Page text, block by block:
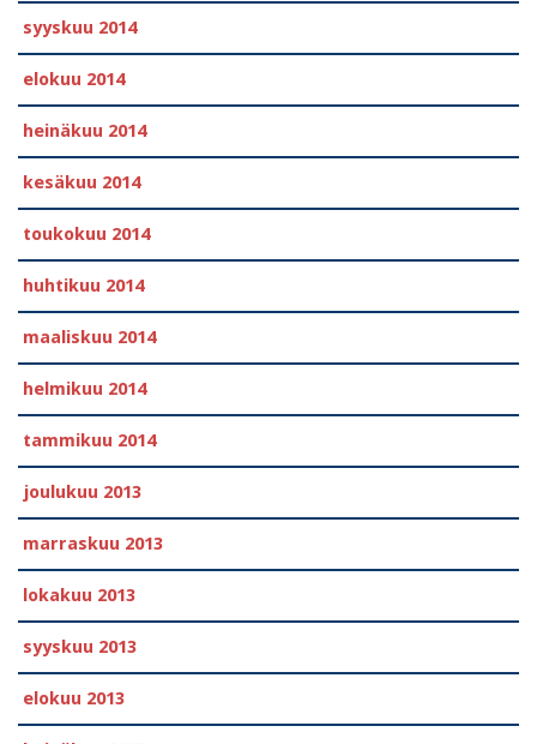
syyskuu 2014
elokuu 2014
heinäkuu 2014
kesäkuu 2014
toukokuu 2014
huhtikuu 2014
maaliskuu 2014
helmikuu 2014
tammikuu 2014
joulukuu 2013
marraskuu 2013
lokakuu 2013
syyskuu 2013
elokuu 2013